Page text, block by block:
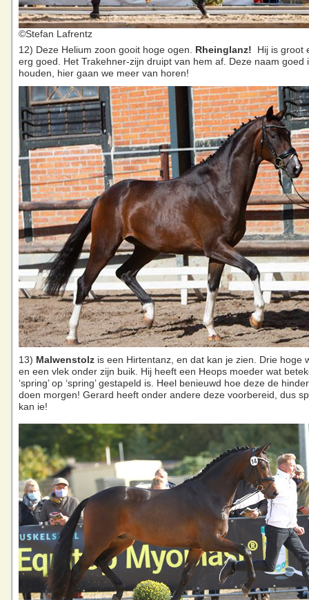
©Stefan Lafrentz
12) Deze Helium zoon gooit hoge ogen. Rheinglanz!
Hij is groot
erg goed. Het Trakehner-zijn druipt van hem af. Deze naam goed
houden, hier gaan we meer van horen!
13) Malwenstolz is een Hirtentanz, en dat kan je zien. Drie hoge
en een vlek onder zijn buik. Hij heeft een Heops moeder wat
‘spring’ op ‘spring’ gestapeld is. Heel benieuwd hoe deze de
doen morgen! Gerard heeft onder andere deze voorbereid, dus
kan ie!